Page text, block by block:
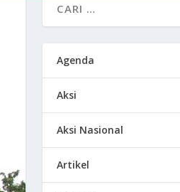
Agenda
Aksi
Aksi Nasional
Artikel